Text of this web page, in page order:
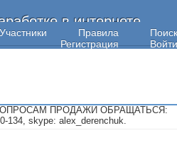
в интернете
Участники Правила
Поиск
Регистрация
Войти
ПРОДАЖИ ОБРАЩАТЬСЯ:
134, skype: alex_derenchuk.